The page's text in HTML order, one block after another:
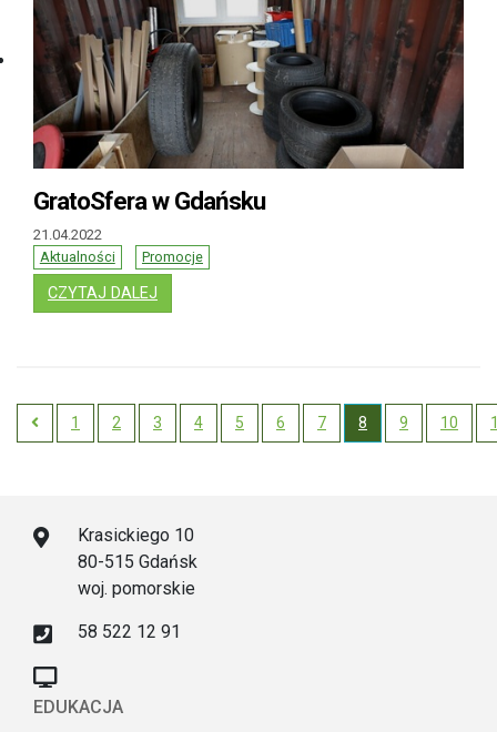
GratoSfera w Gdańsku
21.04.2022
Aktualności
Promocje
CZYTAJ DALEJ
1 2 3 4 5 6 7 8 9 10
Krasickiego 10
80-515 Gdańsk
woj. pomorskie
58 522 12 91
EDUKACJA